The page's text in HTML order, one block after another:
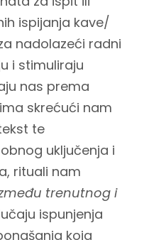
ispijanja kave/
nadolazeći radni
i stimuliraju
nas prema
skrećući nam
te
uključenja i
rituali nam
trenutnog i
ispunjenja
koja